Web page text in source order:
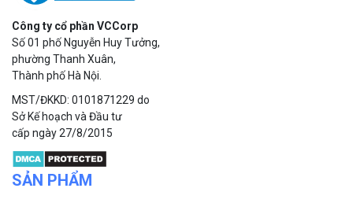
Công ty cổ phần VCCorp
Số 01 phố Nguyễn Huy Tưởng,
phường Thanh Xuân,
Thành phố Hà Nội.
MST/ĐKKD: 0101871229 do
Sở Kế hoạch và Đầu tư
cấp ngày 27/8/2015
SẢN PHẨM